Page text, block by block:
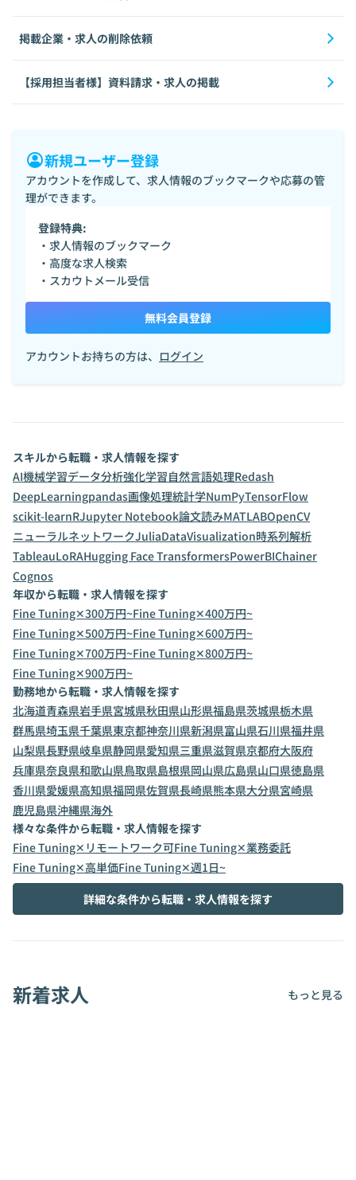
掲載企業・求人の削除依頼
【採用担当者様】資料請求・求人の掲載
新規ユーザー登録
アカウントを作成して、求人情報のブックマークや応募の管
理ができます。
登録特典:
・求人情報のブックマーク
・高度な求人検索
・スカウトメール受信
無料会員登録
アカウントお持ちの方は、 ログイン
スキルから転職・求人情報を探す
AI機械学習データ分析強化学習自然言語処理Redash
DeepLearningpandas画像処理統計学NumPyTensorFlow
scikit-learnRJupyter Notebook論文読みMATLABOpenCV
ニューラルネットワークJuliaDataVisualization時系列解析
TableauLoRAHugging Face TransformersPowerBIChainer
Cognos
年収から転職・求人情報を探す
Fine Tuning✕300万円~Fine Tuning✕400万円~
Fine Tuning✕500万円~Fine Tuning✕600万円~
Fine Tuning✕700万円~Fine Tuning✕800万円~
Fine Tuning✕900万円~
勤務地から転職・求人情報を探す
北海道青森県岩手県宮城県秋田県山形県福島県茨城県栃木県
群馬県埼玉県千葉県東京都神奈川県新潟県富山県石川県福井県
山梨県長野県岐阜県静岡県愛知県三重県滋賀県京都府大阪府
兵庫県奈良県和歌山県鳥取県島根県岡山県広島県山口県徳島県
香川県愛媛県高知県福岡県佐賀県長崎県熊本県大分県宮崎県
鹿児島県沖縄県海外
様々な条件から転職・求人情報を探す
Fine Tuning✕リモートワーク可Fine Tuning✕業務委託
Fine Tuning✕高単価Fine Tuning✕週1日~
詳細な条件から転職・求人情報を探す
新着求人 もっと見る